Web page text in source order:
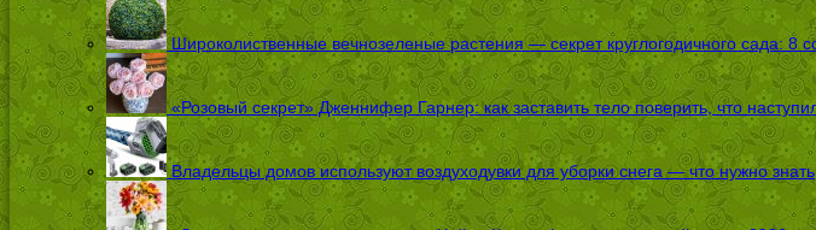
Широколиственные вечнозеленые растения — секрет круглогодичного сада: 8
«Розовый секрет» Дженнифер Гарнер: как заставить тело поверить, что
Владельцы домов используют воздуходувки для уборки снега — что нужно